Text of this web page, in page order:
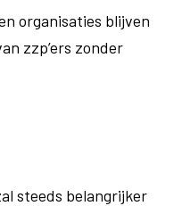
organisaties blijven
zzp’ers zonder
steeds belangrijker